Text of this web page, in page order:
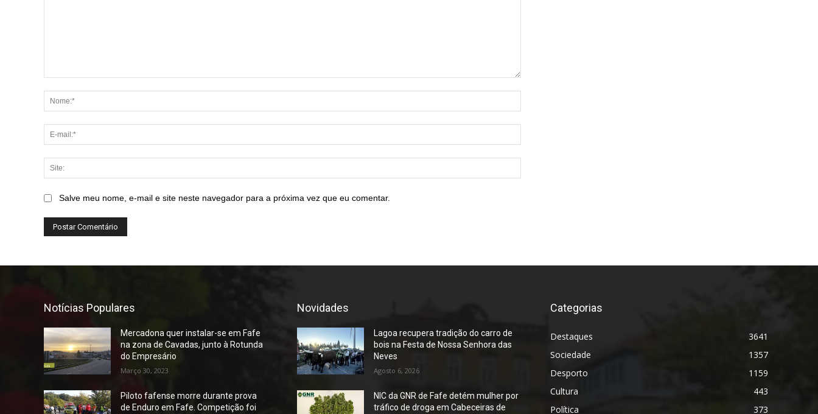
Salve meu nome, e-mail e site neste navegador para a próxima vez que eu comentar.
Notícias Populares
Mercadona quer instalar-se em Fafe
na zona de Cavadas, junto à Rotunda
do Empresário
Março 30, 2023
Piloto fafense morre durante prova
de Enduro em Fafe. Competição foi
Novidades
Lagoa recupera tradição do carro de
bois na Festa de Nossa Senhora das
Neves
Agosto 6, 2026
NIC da GNR de Fafe detém mulher por
tráfico de droga em Cabeceiras de
Categorias
Destaques
3641
Sociedade
1357
Desporto
1159
Cultura
443
Política
373